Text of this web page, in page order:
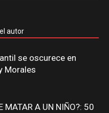
autor
se oscurece en
Morales
MATAR A UN NIÑO?: 50